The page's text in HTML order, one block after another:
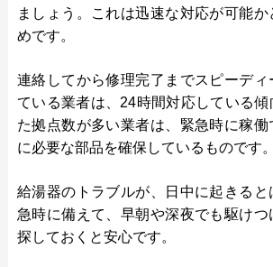
ましょう。これは迅速な対応が可能
めです。
連絡してから修理完了までスピーディ
ている業者は、24時間対応している傾
た拠点数が多い業者は、緊急時に稼
に必要な部品を確保しているものです。
給湯器のトラブルが、日中に起きると
急時に備えて、早朝や深夜でも駆け
探しておくと安心です。